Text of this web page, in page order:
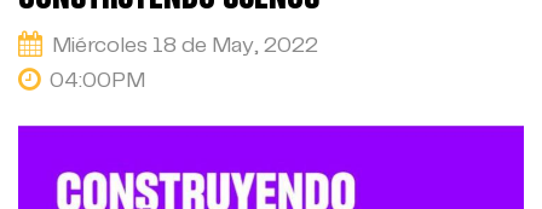
Miércoles 18 de May, 2022
04:00PM